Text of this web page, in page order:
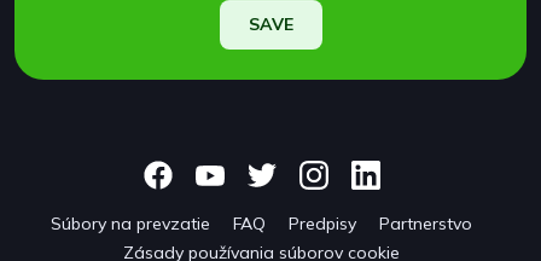
SAVE
Súbory na prevzatie FAQ Predpisy
Partnerstvo
Zásady používania súborov cookie